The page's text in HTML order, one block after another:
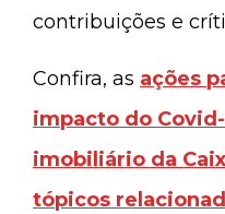
contribuições e
Confira, as ações
impacto do
imobiliário da
tópicos